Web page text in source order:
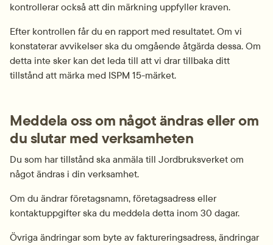
kontrollerar också att din märkning uppfyller kraven.
Efter kontrollen får du en rapport med resultatet. Om vi
konstaterar avvikelser ska du omgående åtgärda dessa. Om
detta inte sker kan det leda till att vi drar tillbaka ditt
tillstånd att märka med ISPM 15-märket.
Meddela oss om något ändras eller om
du slutar med verksamheten
Du som har tillstånd ska anmäla till Jordbruksverket om
något ändras i din verksamhet.
Om du ändrar företagsnamn, företagsadress eller
kontaktuppgifter ska du meddela detta inom 30 dagar.
Övriga ändringar som byte av faktureringsadress, ändringar